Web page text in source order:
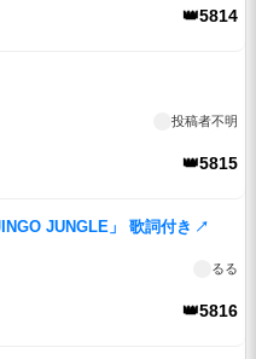
👑5814
投稿者不明
👑5815
JUNGLE」 歌詞付き ↗
るる
👑5816